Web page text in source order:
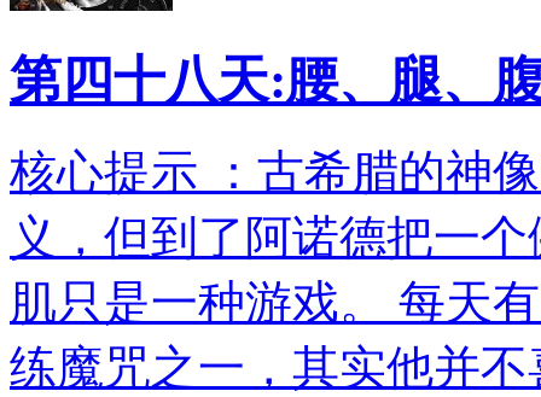
第四十八天:腰、腿、
核心提示 ：古希腊的神
义，但到了阿诺德把一
肌只是一种游戏。 每天
练魔咒之一，其实他并